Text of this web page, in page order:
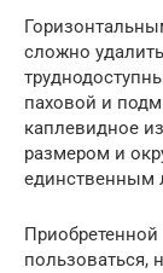
сложно
паховой и
каплевидное
размером и
единственным
пользоваться,